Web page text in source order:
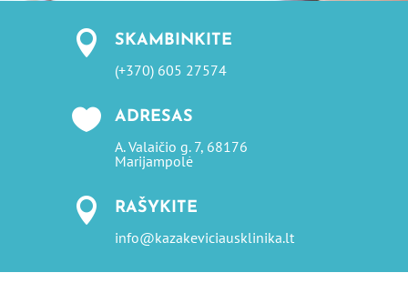
 SKAMBINKITE
(+370) 605 27574
 ADRESAS
A. Valaičio g. 7, 68176
Marijampolė
 RAŠYKITE
info@kazakeviciausklinika.lt